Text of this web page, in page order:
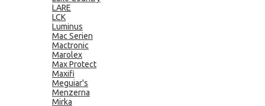
LARE
LCK
Luminus
Mac Serien
Mactronic
Marolex
Max Protect
Maxifi
Meguiar's
Menzerna
Mirka